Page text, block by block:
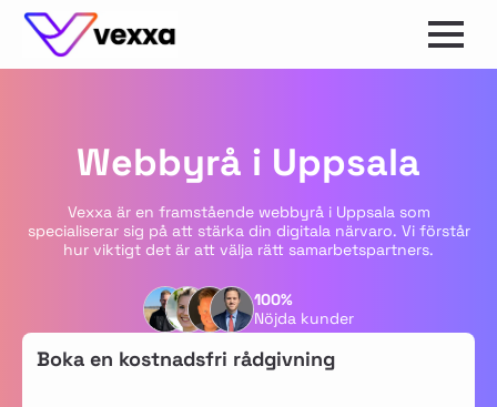
Webbyrå i Uppsala
Vexxa är en framstående webbyrå i Uppsala som
specialiserar sig på att stärka din digitala närvaro. Vi förstår
hur viktigt det är att välja rätt samarbetspartners.
100%
Nöjda kunder
Boka en kostnadsfri rådgivning